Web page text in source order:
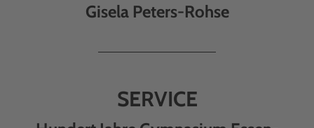
Gisela Peters-Rohse
SERVICE